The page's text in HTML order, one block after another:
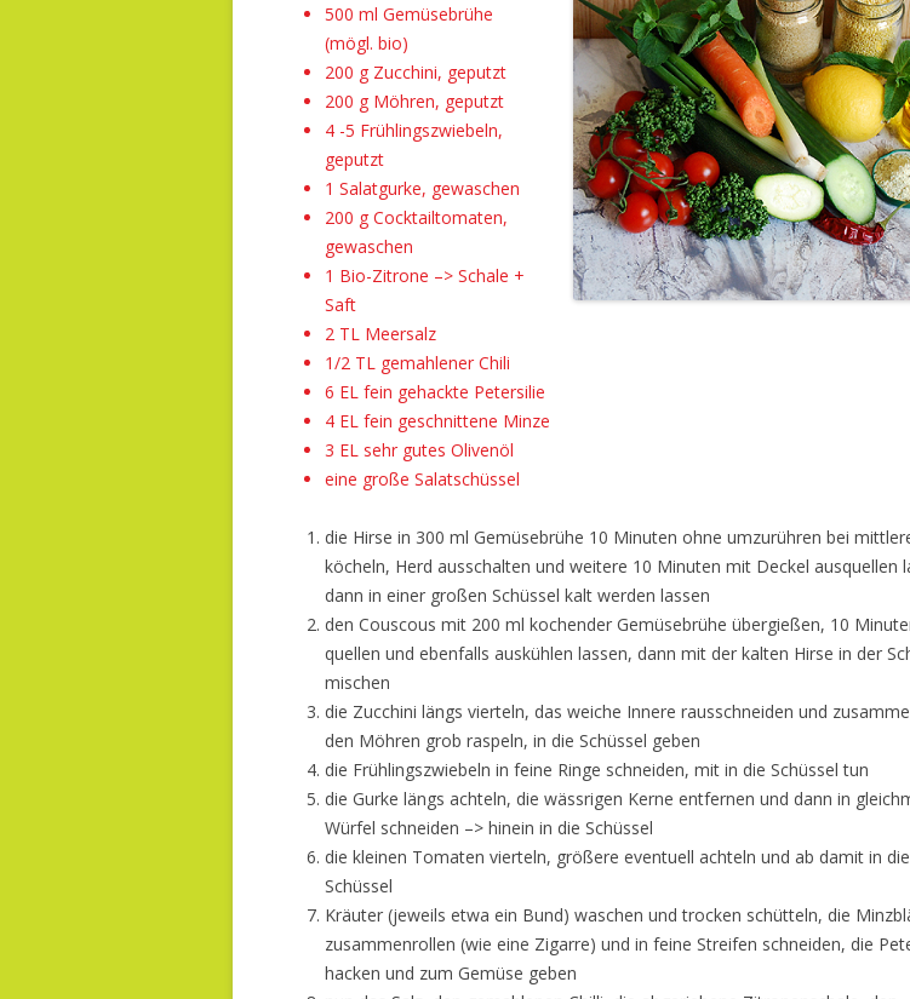
500 ml Gemüsebrühe
(mögl. bio)
200 g Zucchini, geputzt
200 g Möhren, geputzt
4 -5 Frühlingszwiebeln,
geputzt
1 Salatgurke, gewaschen
200 g Cocktailtomaten,
gewaschen
1 Bio-Zitrone –> Schale +
Saft
2 TL Meersalz
1/2 TL gemahlener Chili
6 EL fein gehackte Petersilie
4 EL fein geschnittene Minze
3 EL sehr gutes Olivenöl
eine große Salatschüssel
die Hirse in 300 ml Gemüsebrühe 10 Minuten ohne umzurühren bei
köcheln, Herd ausschalten und weitere 10 Minuten mit Deckel ausquellen
dann in einer großen Schüssel kalt werden lassen
den Couscous mit 200 ml kochender Gemüsebrühe übergießen, 10
quellen und ebenfalls auskühlen lassen, dann mit der kalten Hirse in der
mischen
die Zucchini längs vierteln, das weiche Innere rausschneiden und
den Möhren grob raspeln, in die Schüssel geben
die Frühlingszwiebeln in feine Ringe schneiden, mit in die Schüssel tun
die Gurke längs achteln, die wässrigen Kerne entfernen und dann in
Würfel schneiden –> hinein in die Schüssel
die kleinen Tomaten vierteln, größere eventuell achteln und ab damit in die
Schüssel
Kräuter (jeweils etwa ein Bund) waschen und trocken schütteln, die
zusammenrollen (wie eine Zigarre) und in feine Streifen schneiden, die
hacken und zum Gemüse geben